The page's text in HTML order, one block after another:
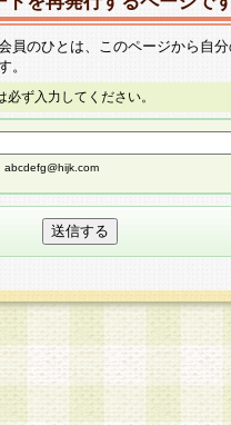
員のひとは、このページから自
。
ず入力してください。
abcdefg@hijk.com